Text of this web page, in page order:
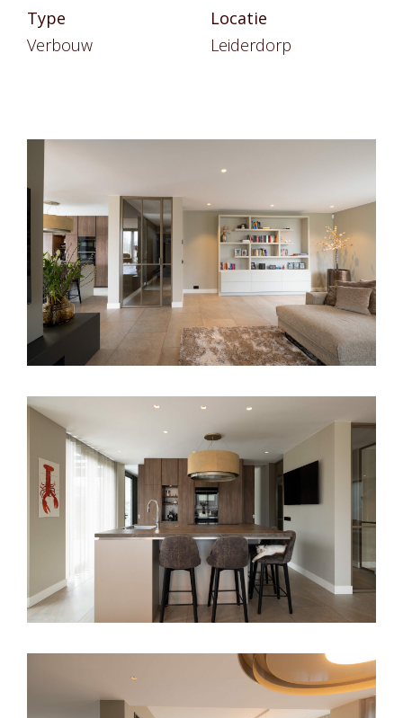
Een renovatie drong zich op. Voor de
bewoners leek een uitbouw voor de hand
buitenmuur te hoeven verplaatsen.
Het was een aangename verrassing dat het niet
nodig bleek tot uitbouwen over te gaan om dit
doel te bereiken. “Door kleine vensters te
vervangen door grote ramen en binnenmuren
af te breken kon dat contact met buiten alsnog
worden gemaakt”, zegt Paul Seuntjens. “In de
plaats van de afgesloten, naar binnen gekeerde
woonkamer, met zicht rondom.”
De woning is niet alleen mooier geworden,
maar vooral ook praktischer. “We zijn
er enorm blij mee”, zegt de bewoonster. Ook
de samenwerking met Paul“ (uit publicatie The
Art Of Living)
Type
Verbouw
Locatie
Leiderdorp